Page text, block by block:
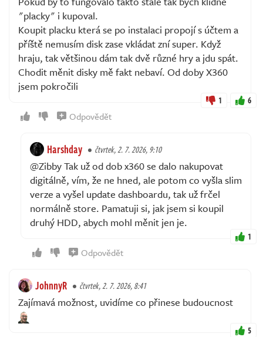
"placky" i kupoval.
Koupit placku která se po instalaci propojí s účtem a
příště nemusím disk zase vkládat zní super. Když
hraju, tak většinou dám tak dvě různé hry a jdu spát.
Chodit měnit disky mě fakt nebaví. Od doby X360
jsem pokročili
1 6
Odpovědět
Harshday čtvrtek, 2. 7. 2026, 9:10
@Zibby Tak už od dob x360 se dalo nakupovat
digitálně, vím, že ne hned, ale potom co vyšla slim
verze a vyšel update dashboardu, tak už frčel
normálně store. Pamatuji si, jak jsem si koupil
druhý HDD, abych mohl měnit jen je.
1
Odpovědět
JohnnyR čtvrtek, 2. 7. 2026, 8:41
Zajímavá možnost, uvidíme co přinese budoucnost
5